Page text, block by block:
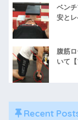
ベン
安と
腹筋
いて
Recent